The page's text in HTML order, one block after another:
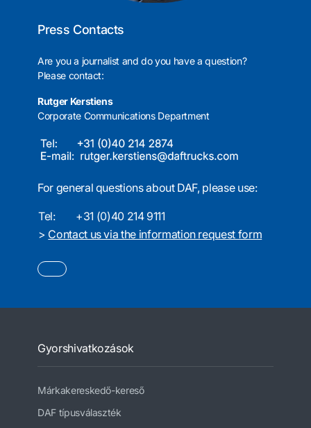
Press Contacts
Are you a journalist and do you have a question?
Please contact:
Rutger Kerstiens
Corporate Communications Department
For general questions about DAF, please use:
Tel:
+31 (0)40 214 9111
> Contact us via the information request form
Gyorshivatkozások
Márkakereskedő-kereső
DAF típusválaszték